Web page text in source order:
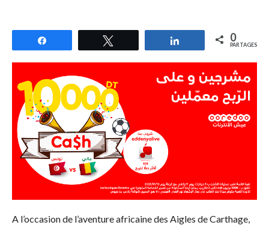
Partagez 0
PARTAGES
A l’occasion de l’aventure africaine des Aigles de Carthage,